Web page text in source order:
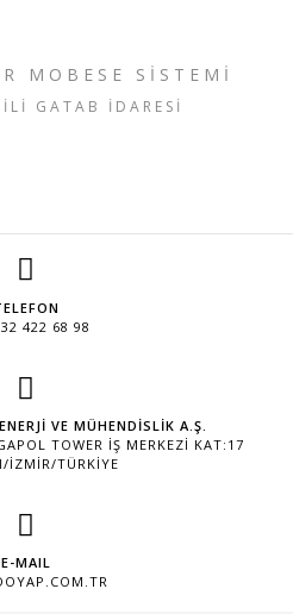
MOBESE SİSTEMİ
GATAB İDARESI
422 68 98
VE MÜHENDİSLİK A.Ş.
TOWER İŞ MERKEZI KAT:17
İZMİR/TÜRKİYE
E-MAIL